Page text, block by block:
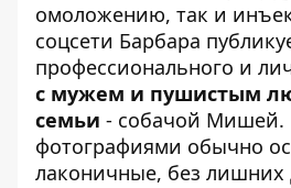
омоложению, так и
соцсети Барбара
профессионального и
с мужем и пушистым
семьи - собачой Мишей.
фотографиями обычно
лаконичные, без лишних